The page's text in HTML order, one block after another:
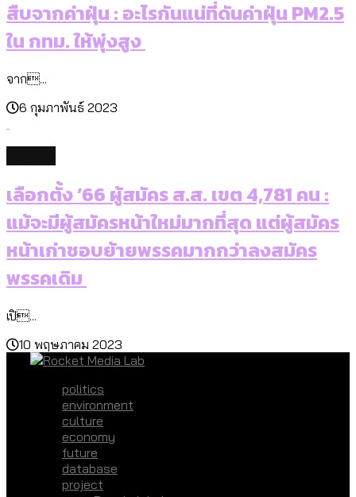
สืบจากค่าฝุ่น : อะไรกันแน่ที่ดันค่าฝุ่น PM2.5
ใน กทม. ให้พุ่งสูง
จาก...
6 กุมภาพันธ์ 2023
เลือกตั้ง ’66 ผู้สมัคร ส.ส. เขต 4,781 คน :
แม้จะมีผู้สมัครหน้าใหม่มากที่สุด แต่ผู้สมัคร
หน้าเก่าชอบย้ายพรรคมากกว่าลงสมัคร
พรรคเดิม
เปิ...
10 พฤษภาคม 2023
politics
environment
culture
economy
future
database
project